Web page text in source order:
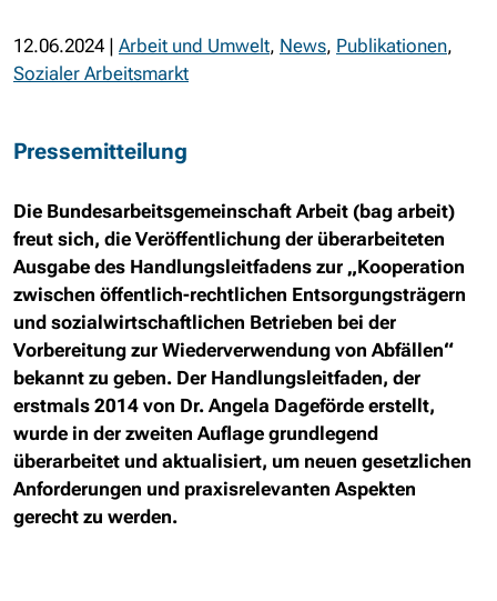
12.06.2024 | Arbeit und Umwelt, News, Publikationen,
Sozialer Arbeitsmarkt
Pressemitteilung
Die Bundesarbeitsgemeinschaft Arbeit (bag arbeit)
freut sich, die Veröffentlichung der überarbeiteten
Ausgabe des Handlungsleitfadens zur „Kooperation
zwischen öffentlich-rechtlichen Entsorgungsträgern
und sozialwirtschaftlichen Betrieben bei der
Vorbereitung zur Wiederverwendung von Abfällen“
bekannt zu geben. Der Handlungsleitfaden, der
erstmals 2014 von Dr. Angela Dageförde erstellt,
wurde in der zweiten Auflage grundlegend
überarbeitet und aktualisiert, um neuen gesetzlichen
Anforderungen und praxisrelevanten Aspekten
gerecht zu werden.